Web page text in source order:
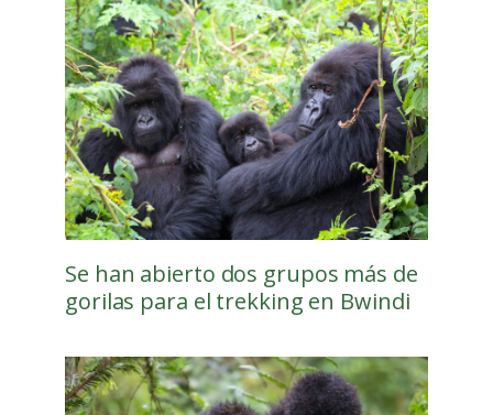
Se han abierto dos grupos más de
gorilas para el trekking en Bwindi